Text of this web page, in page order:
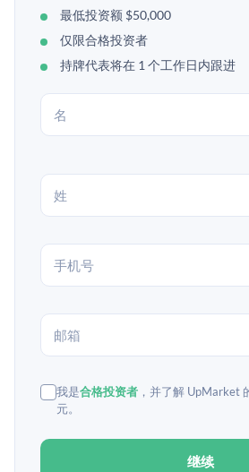
最低投资额 $50,000
仅限合格投资者
持牌代表将在 1 个工作日内跟进
我是合格投资者 ，并了解 UpMarket
元。
继续